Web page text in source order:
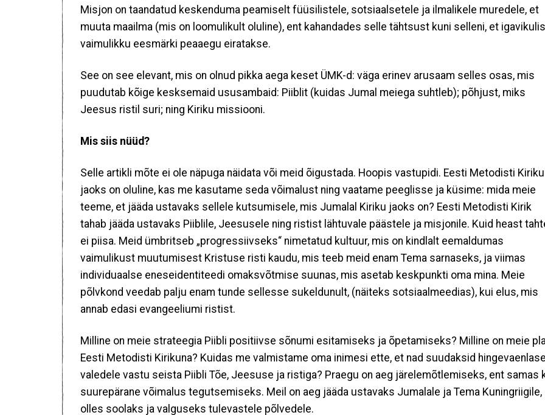
Misjon on taandatud keskenduma peamiselt füüsilistele, sotsiaalsetele ja ilmalikele muredele, et
muuta maailma (mis on loomulikult oluline), ent kahandades selle tähtsust kuni selleni, et
vaimulikku eesmärki peaaegu eiratakse.
See on see elevant, mis on olnud pikka aega keset ÜMK-d: väga erinev arusaam selles osas, mis
puudutab kõige kesksemaid ususambaid: Piiblit (kuidas Jumal meiega suhtleb); põhjust, miks
Jeesus ristil suri; ning Kiriku missiooni.
Mis siis nüüd?
Selle artikli mõte ei ole näpuga näidata või meid õigustada. Hoopis vastupidi. Eesti Metodisti Kiriku
jaoks on oluline, kas me kasutame seda võimalust ning vaatame peeglisse ja küsime: mida meie
teeme, et jääda ustavaks sellele kutsumisele, mis Jumalal Kiriku jaoks on? Eesti Metodisti Kirik
tahab jääda ustavaks Piiblile, Jeesusele ning ristist lähtuvale päästele ja misjonile. Kuid heast
ei piisa. Meid ümbritseb „progressiivseks“ nimetatud kultuur, mis on kindlalt eemaldumas
vaimulikust muutumisest Kristuse risti kaudu, mis teeb meid enam Tema sarnaseks, ja viimas
individuaalse eneseidentiteedi omaksvõtmise suunas, mis asetab keskpunkti oma mina. Meie
põlvkond veedab palju enam tunde sellesse sukeldunult, (näiteks sotsiaalmeedias), kui elus, mis
annab edasi evangeeliumi ristist.
Milline on meie strateegia Piibli positiivse sõnumi esitamiseks ja õpetamiseks? Milline on meie
Eesti Metodisti Kirikuna? Kuidas me valmistame oma inimesi ette, et nad suudaksid
valedele vastu seista Piibli Tõe, Jeesuse ja ristiga? Praegu on aeg järelemõtlemiseks, ent samas
suurepärane võimalus tegutsemiseks. Meil on aeg jääda ustavaks Jumalale ja Tema Kuningriigile,
olles soolaks ja valguseks tulevastele põlvedele.